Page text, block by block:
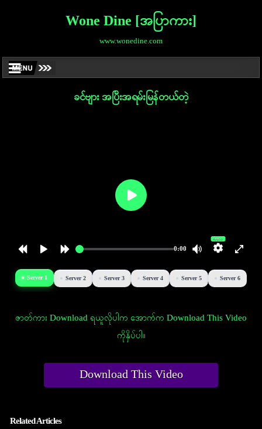
Wone Dine [အပြာကား]
www.wonedine.com
ခင်ဗျား အပြီးအရမ်းမြန်တယ်တဲ့
0:00
Auto
Server 1 Server 2 Server 3 Server 4 Server 5 Server 6
ဇာတ်ကား Download ရယူလိုပါက အောက်က Download This Video
ကိုနှိပ်ပါ။
Download This Video
Related Articles